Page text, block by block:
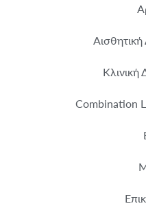
Κλινική
Combination